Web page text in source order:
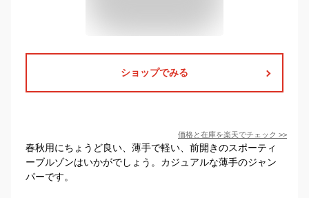
ショップでみる
価格と在庫を楽天でチェック >>
春秋用にちょうど良い、薄手で軽い、前開きのスポーティ
ーブルゾンはいかがでしょう。カジュアルな薄手のジャン
パーです。